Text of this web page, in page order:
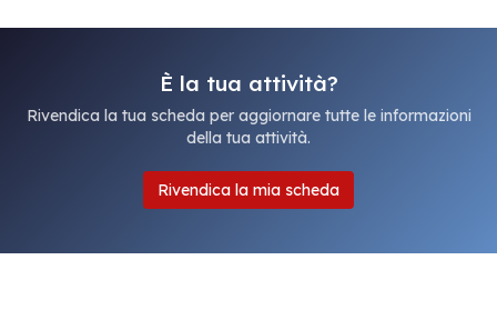
È la tua attività?
Rivendica la tua scheda per aggiornare tutte le informazioni
della tua attività.
Rivendica la mia scheda